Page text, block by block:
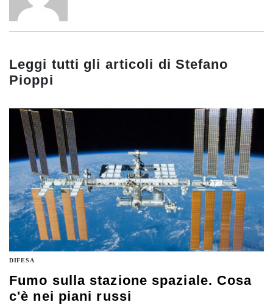
Leggi tutti gli articoli di Stefano
Pioppi
DIFESA
Fumo sulla stazione spaziale. Cosa
c'è nei piani russi